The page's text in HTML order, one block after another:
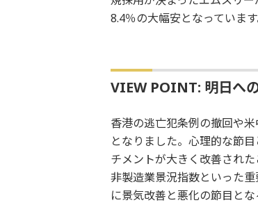
8.4％の大幅安となっています
VIEW POINT: 明日へ
香港の逃亡犯条例の撤回や
となりました。心理的な節
チメントが大きく改善され
非製造業景況指数といった
に景気改善と悪化の節目と